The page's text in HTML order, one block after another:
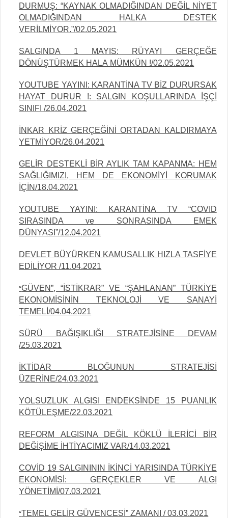
DURMUŞ: “KAYNAK OLMADIĞINDAN DEĞİL NİYET
OLMADIĞINDAN HALKA DESTEK
VERİLMİYOR.”/02.05.2021
SALGINDA 1 MAYIS: RÜYAYI GERÇEĞE
DÖNÜŞTÜRMEK HALA MÜMKÜN !/02.05.2021
YOUTUBE YAYINI: KARANTİNA TV BİZ DURURSAK
HAYAT DURUR !: SALGIN
KOŞULLARINDA İŞÇİ
SINIFI /26.04.2021
İNKAR KRİZ GERÇEĞİNİ ORTADAN KALDIRMAYA
YETMİYOR/26.04.2021
GELİR DESTEKLİ BİR AYLIK TAM KAPANMA: HEM
SAĞLIĞIMIZI, HEM DE EKONOMİYİ KORUMAK
İÇİN/18.04.2021
YOUTUBE YAYINI: KARANTİNA TV “COVID
SIRASINDA ve SONRASINDA EMEK
DÜNYASI”/12.04.2021
DEVLET BÜYÜRKEN KAMUSALLIK HIZLA TASFİYE
EDİLİYOR /11.04.2021
“GÜVEN”, “İSTİKRAR” VE “ŞAHLANAN” TÜRKİYE
EKONOMİSİNİN TEKNOLOJİ VE SANAYİ
TEMELİ/04.04.2021
SÜRÜ BAĞIŞIKLIĞI STRATEJİSİNE DEVAM
/25.03.2021
İKTİDAR BLOĞUNUN STRATEJİSİ
ÜZERİNE/24.03.2021
YOLSUZLUK ALGISI ENDEKSİNDE 15 PUANLIK
KÖTÜLEŞME/22.03.2021
REFORM ALGISINA DEĞİL KÖKLÜ İLERİCİ BİR
DEĞİŞİME İHTİYACIMIZ VAR/14.03.2021
COVİD 19 SALGINININ İKİNCİ YARISINDA TÜRKİYE
EKONOMİSİ: GERÇEKLER VE ALGI
YÖNETİMİ/07.03.2021
“TEMEL GELİR GÜVENCESİ” ZAMANI / 03.03.2021